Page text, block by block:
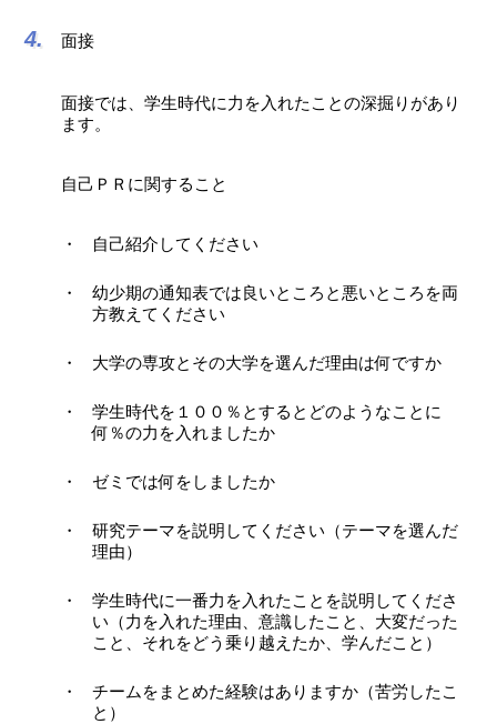
面接
面接では、学生時代に力を入れたことの深掘りがあり
ます。
自己ＰＲに関すること
自己紹介してください
幼少期の通知表では良いところと悪いところを両
方教えてください
大学の専攻とその大学を選んだ理由は何ですか
学生時代を１００％とするとどのようなことに
何％の力を入れましたか
ゼミでは何をしましたか
研究テーマを説明してください（テーマを選んだ
理由）
学生時代に一番力を入れたことを説明してくださ
い（力を入れた理由、意識したこと、大変だった
こと、それをどう乗り越えたか、学んだこと）
チームをまとめた経験はありますか（苦労したこ
と）